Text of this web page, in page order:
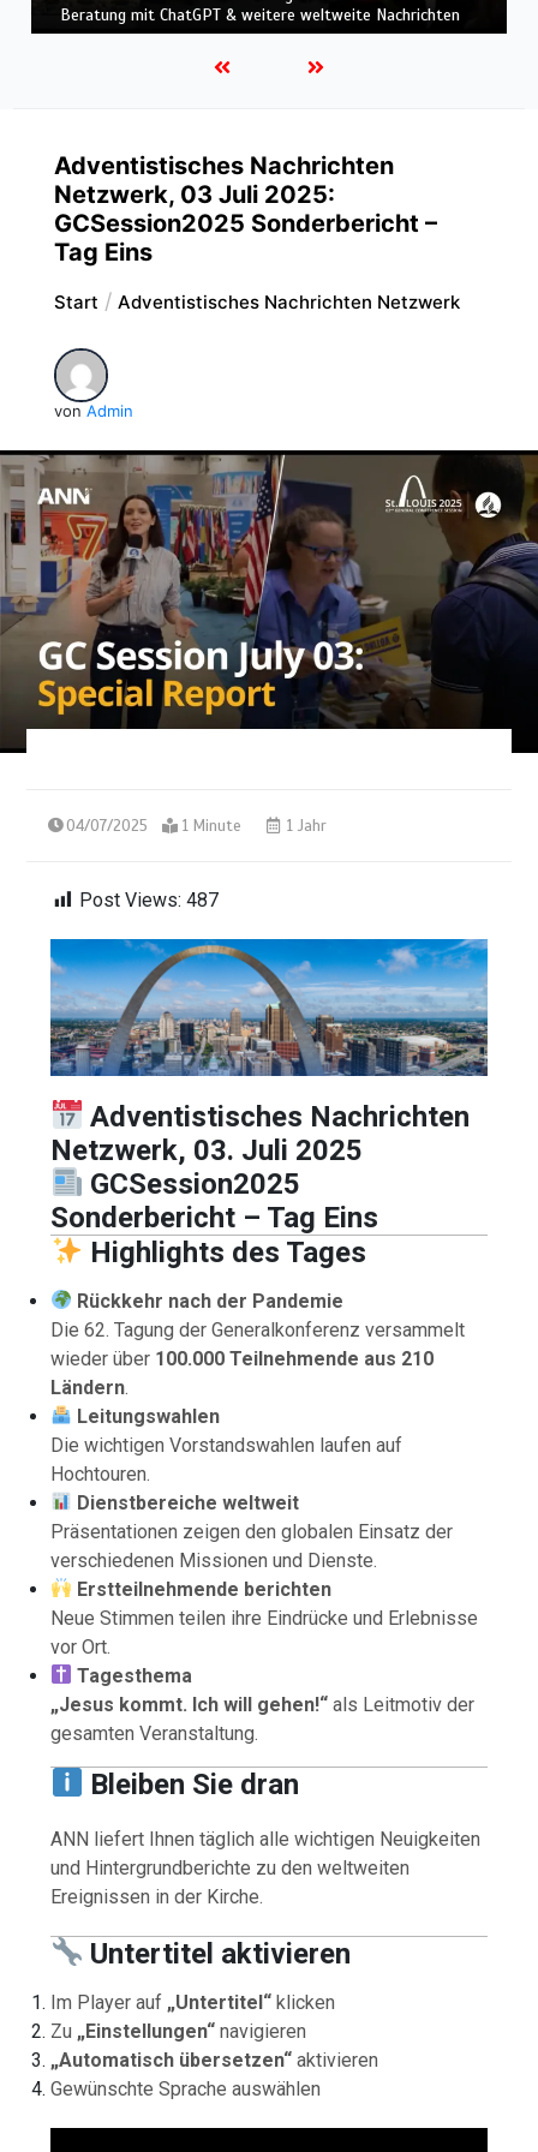
Einsatz & Weitere weltweite Nachrichten
Adventistisches Nachrichten
Netzwerk, 03 Juli 2025:
GCSession2025 Sonderbericht –
Tag Eins
Start Adventistisches Nachrichten Netzwerk
von Admin
04/07/2025 1 Minute 1 Jahr
Post Views: 487
Adventistisches Nachrichten
Netzwerk, 03. Juli 2025
GCSession2025
Sonderbericht – Tag Eins
Highlights des Tages
Rückkehr nach der Pandemie
Die 62. Tagung der Generalkonferenz versammelt
wieder über 100.000 Teilnehmende aus 210
Ländern.
Leitungswahlen
Die wichtigen Vorstandswahlen laufen auf
Hochtouren.
Dienstbereiche weltweit
Präsentationen zeigen den globalen Einsatz der
verschiedenen Missionen und Dienste.
Erstteilnehmende berichten
Neue Stimmen teilen ihre Eindrücke und Erlebnisse
vor Ort.
Tagesthema
„Jesus kommt. Ich will gehen!“ als Leitmotiv der
gesamten Veranstaltung.
Bleiben Sie dran
ANN liefert Ihnen täglich alle wichtigen Neuigkeiten
und Hintergrundberichte zu den weltweiten
Ereignissen in der Kirche.
Untertitel aktivieren
Im Player auf „Untertitel“ klicken
Zu „Einstellungen“ navigieren
„Automatisch übersetzen“ aktivieren
Gewünschte Sprache auswählen